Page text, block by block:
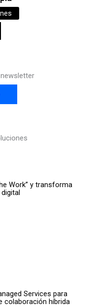
Work” y transforma
Services para
colaboración híbrida